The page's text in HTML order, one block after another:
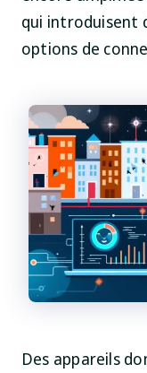
qui introduisent
options de
Des appareils